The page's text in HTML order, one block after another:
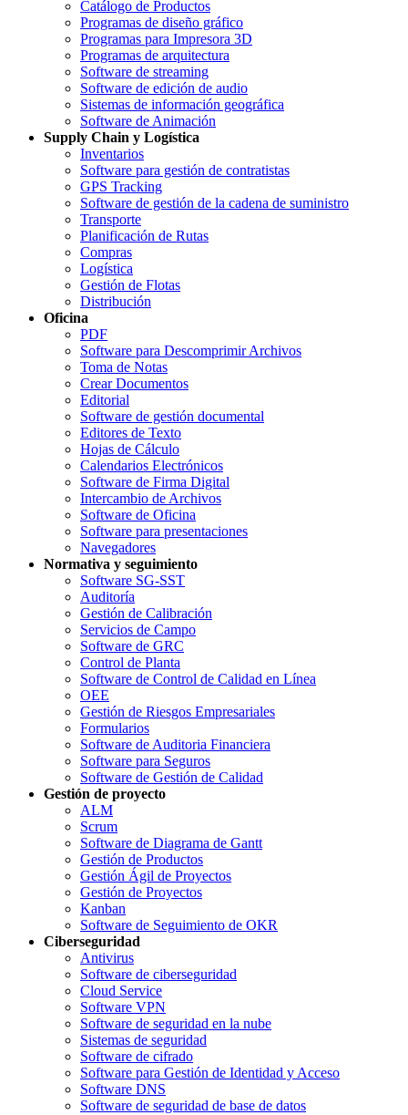
Catálogo de Productos
Programas de diseño gráfico
Programas para Impresora 3D
Programas de arquitectura
Software de streaming
Software de edición de audio
Sistemas de información geográfica
Software de Animación
Supply Chain y Logística
Inventarios
Software para gestión de contratistas
GPS Tracking
Software de gestión de la cadena de suministro
Transporte
Planificación de Rutas
Compras
Logística
Gestión de Flotas
Distribución
Oficina
PDF
Software para Descomprimir Archivos
Toma de Notas
Crear Documentos
Editorial
Software de gestión documental
Editores de Texto
Hojas de Cálculo
Calendarios Electrónicos
Software de Firma Digital
Intercambio de Archivos
Software de Oficina
Software para presentaciones
Navegadores
Normativa y seguimiento
Software SG-SST
Auditoría
Gestión de Calibración
Servicios de Campo
Software de GRC
Control de Planta
Software de Control de Calidad en Línea
OEE
Gestión de Riesgos Empresariales
Formularios
Software de Auditoria Financiera
Software para Seguros
Software de Gestión de Calidad
Gestión de proyecto
ALM
Scrum
Software de Diagrama de Gantt
Gestión de Productos
Gestión Ágil de Proyectos
Gestión de Proyectos
Kanban
Software de Seguimiento de OKR
Ciberseguridad
Antivirus
Software de ciberseguridad
Cloud Service
Software VPN
Software de seguridad en la nube
Sistemas de seguridad
Software de cifrado
Software para Gestión de Identidad y Acceso
Software DNS
Software de seguridad de base de datos